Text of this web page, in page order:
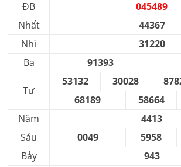
ĐB
045489
Nhất
44367
Nhì
31220
Ba
91393
Tư
53132 30028
68189
58664
Năm
4413
Sáu
0049 5958
Bảy
943